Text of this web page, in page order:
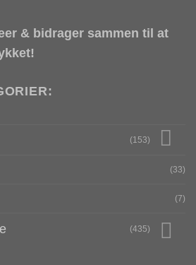
& bidrager sammen til at
(153)
(33)
(7)
(435)